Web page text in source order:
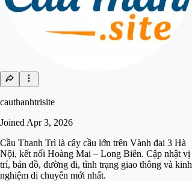
cauthanhtrisite
Joined Apr 3, 2026
Cầu Thanh Trì là cây cầu lớn trên Vành đai 3 Hà
Nội, kết nối Hoàng Mai – Long Biên. Cập nhật vị
trí, bản đồ, đường đi, tình trạng giao thông và kinh
nghiệm di chuyển mới nhất.